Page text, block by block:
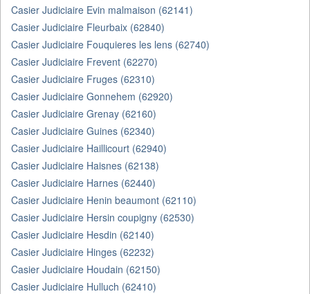
Casier Judiciaire Evin malmaison (62141)
Casier Judiciaire Fleurbaix (62840)
Casier Judiciaire Fouquieres les lens (62740)
Casier Judiciaire Frevent (62270)
Casier Judiciaire Fruges (62310)
Casier Judiciaire Gonnehem (62920)
Casier Judiciaire Grenay (62160)
Casier Judiciaire Guines (62340)
Casier Judiciaire Haillicourt (62940)
Casier Judiciaire Haisnes (62138)
Casier Judiciaire Harnes (62440)
Casier Judiciaire Henin beaumont (62110)
Casier Judiciaire Hersin coupigny (62530)
Casier Judiciaire Hesdin (62140)
Casier Judiciaire Hinges (62232)
Casier Judiciaire Houdain (62150)
Casier Judiciaire Hulluch (62410)